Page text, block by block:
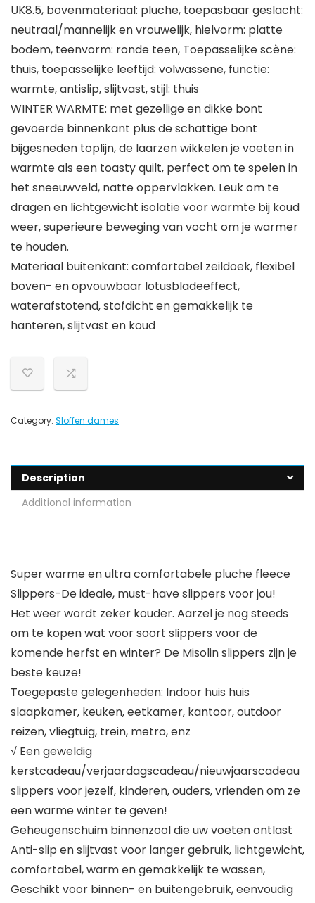
UK8.5, bovenmateriaal: pluche, toepasbaar geslacht:
neutraal/mannelijk en vrouwelijk, hielvorm: platte
bodem, teenvorm: ronde teen, Toepasselijke scène:
thuis, toepasselijke leeftijd: volwassene, functie:
warmte, antislip, slijtvast, stijl: thuis
WINTER WARMTE: met gezellige en dikke bont
gevoerde binnenkant plus de schattige bont
bijgesneden toplijn, de laarzen wikkelen je voeten in
warmte als een toasty quilt, perfect om te spelen in
het sneeuwveld, natte oppervlakken. Leuk om te
dragen en lichtgewicht isolatie voor warmte bij koud
weer, superieure beweging van vocht om je warmer
te houden.
Materiaal buitenkant: comfortabel zeildoek, flexibel
boven- en opvouwbaar lotusbladeeffect,
waterafstotend, stofdicht en gemakkelijk te
hanteren, slijtvast en koud
Category: Sloffen dames
Description
Additional information
Super warme en ultra comfortabele pluche fleece
Slippers-De ideale, must-have slippers voor jou!
Het weer wordt zeker kouder. Aarzel je nog steeds
om te kopen wat voor soort slippers voor de
komende herfst en winter? De Misolin slippers zijn je
beste keuze!
Toegepaste gelegenheden: Indoor huis huis
slaapkamer, keuken, eetkamer, kantoor, outdoor
reizen, vliegtuig, trein, metro, enz
√ Een geweldig
kerstcadeau/verjaardagscadeau/nieuwjaarscadeau
slippers voor jezelf, kinderen, ouders, vrienden om ze
een warme winter te geven!
Geheugenschuim binnenzool die uw voeten ontlast
Anti-slip en slijtvast voor langer gebruik, lichtgewicht,
comfortabel, warm en gemakkelijk te wassen,
Geschikt voor binnen- en buitengebruik, eenvoudig